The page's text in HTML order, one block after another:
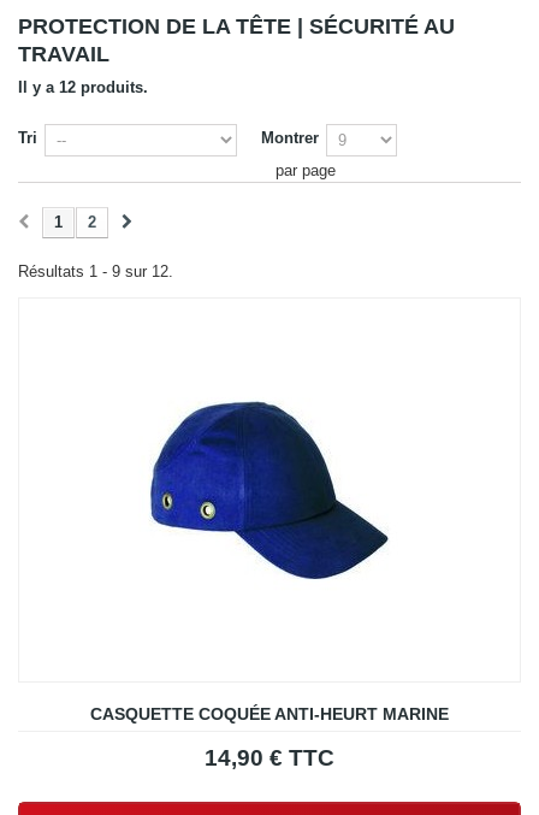
PROTECTION DE LA TÊTE | SÉCURITÉ AU
TRAVAIL
Il y a 12 produits.
Tri
Montrer
par page
1 2
Résultats 1 - 9 sur 12.
CASQUETTE COQUÉE ANTI-HEURT MARINE
14,90 € TTC